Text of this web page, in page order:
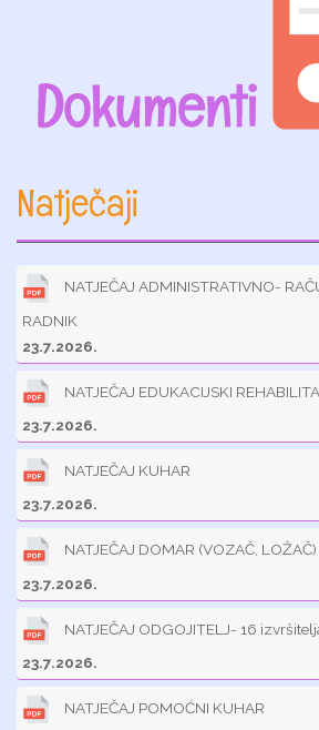
Natječaji
NATJEČAJ ADMINISTRATIVNO-
RADNIK
23.7.2026.
NATJEČAJ EDUKACIJSKI
23.7.2026.
NATJEČAJ KUHAR
23.7.2026.
NATJEČAJ DOMAR (VOZAČ, LOŽAČ)
23.7.2026.
NATJEČAJ ODGOJITELJ- 16
23.7.2026.
NATJEČAJ POMOĆNI KUHAR